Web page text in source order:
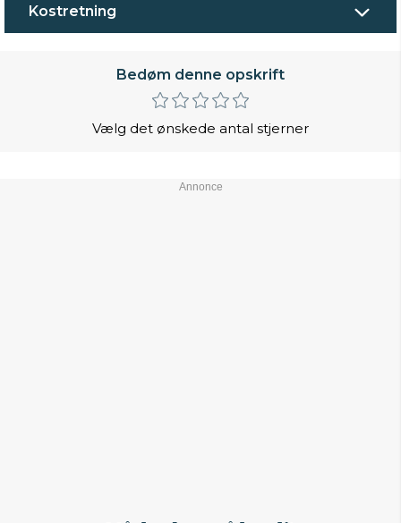
Kostretning
Bedøm denne opskrift
Vælg det ønskede antal stjerner